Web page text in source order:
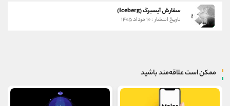
سفارش آیسبرگ (Iceberg)
تاریخ انتشار : ۱۰ مرداد ۱۴۰۵
ممکن است علاقه‌مند باشید